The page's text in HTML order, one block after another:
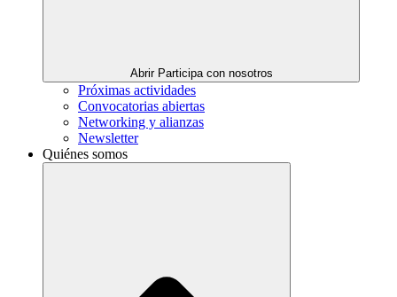
Abrir Participa con nosotros
Próximas actividades
Convocatorias abiertas
Networking y alianzas
Newsletter
Quiénes somos